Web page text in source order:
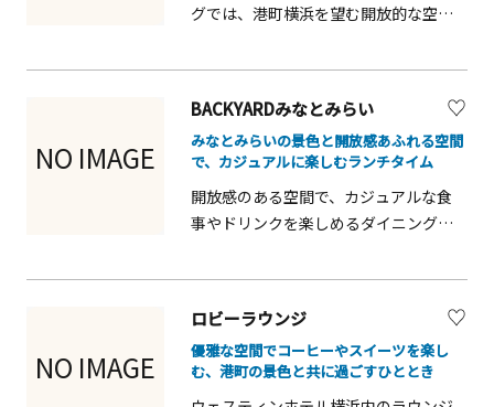
グでは、港町横浜を望む開放的な空間
り豊かな料理や季節のメニューが揃
す。港の風を感じながら食事を楽しめ
るため、ショッピングや観光の合間に
ゆったりと立ち寄ることができます。
NO IMAGE
BACKYARDみなとみらい
みなとみらいの景色と開放感あふれる空間
で、カジュアルに楽しむランチタイム
開放感のある空間で、カジュアルな食
事やドリンクを楽しめるダイニングで
く、家族や友人、カップルにも人気。
ディナーまで幅広く利用できます。街
の賑わいを感じながら、リラックスし
た時間を過ごせる観光客にも使いやす
NO IMAGE
ロビーラウンジ
優雅な空間でコーヒーやスイーツを楽し
む、港町の景色と共に過ごすひととき